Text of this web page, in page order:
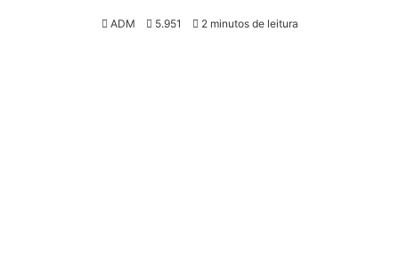
ADM 5.951 2 minutos de leitura